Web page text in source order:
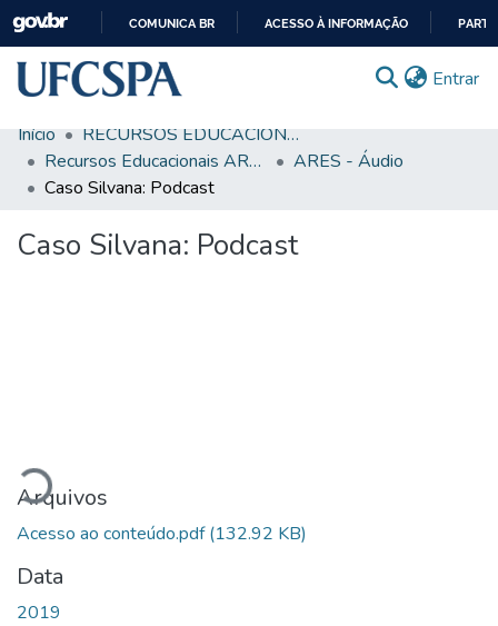
CONTEÚDO
COMUNICA BR ACESSO À INFORMAÇÃO
Entrar
Comunidades & Coleções
Busca Facetada
Estatísticas
Início
RECURSOS EDUCACIONAIS
Recursos Educacionais ARES/UNA-SUS
ARES - Áudio
Caso Silvana: Podcast
Caso Silvana: Podcast
Arquivos
Acesso ao conteúdo.pdf(132.92 KB)
Data
2019